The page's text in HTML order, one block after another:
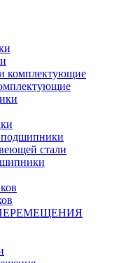
комплектующие
подшипники
стали